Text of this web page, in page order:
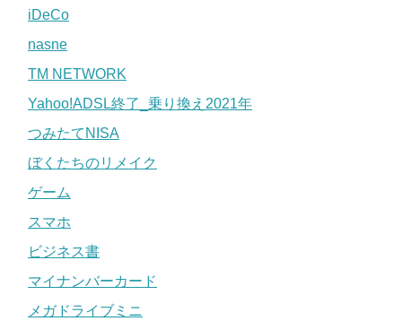
iDeCo
nasne
TM NETWORK
Yahoo!ADSL終了_乗り換え2021年
つみたてNISA
ぼくたちのリメイク
ゲーム
スマホ
ビジネス書
マイナンバーカード
メガドライブミニ